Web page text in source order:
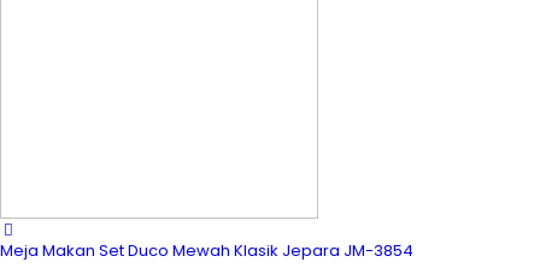
Meja Makan Set Duco Mewah Klasik Jepara JM-3854